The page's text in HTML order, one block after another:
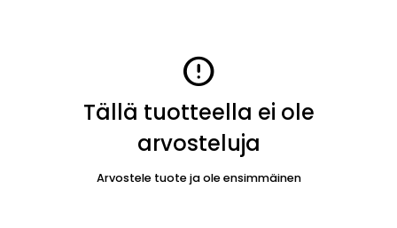
error
Tällä tuotteella ei ole
arvosteluja
Arvostele tuote ja ole ensimmäinen